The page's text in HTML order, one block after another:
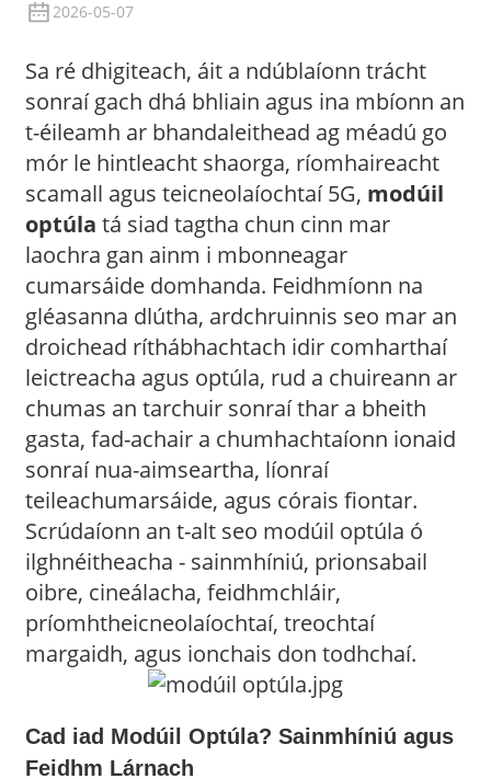
2026-05-07
Sa ré dhigiteach, áit a ndúblaíonn trácht
sonraí gach dhá bhliain agus ina mbíonn an
t-éileamh ar bhandaleithead ag méadú go
mór le hintleacht shaorga, ríomhaireacht
scamall agus teicneolaíochtaí 5G, modúil
optúla tá siad tagtha chun cinn mar
laochra gan ainm i mbonneagar
cumarsáide domhanda. Feidhmíonn na
gléasanna dlútha, ardchruinnis seo mar an
droichead ríthábhachtach idir comharthaí
leictreacha agus optúla, rud a chuireann ar
chumas an tarchuir sonraí thar a bheith
gasta, fad-achair a chumhachtaíonn ionaid
sonraí nua-aimseartha, líonraí
teileachumarsáide, agus córais fiontar.
Scrúdaíonn an t-alt seo modúil optúla ó
ilghnéitheacha - sainmhíniú, prionsabail
oibre, cineálacha, feidhmchláir,
príomhtheicneolaíochtaí, treochtaí
margaidh, agus ionchais don todhchaí.
Cad iad Modúil Optúla? Sainmhíniú agus
Feidhm Lárnach